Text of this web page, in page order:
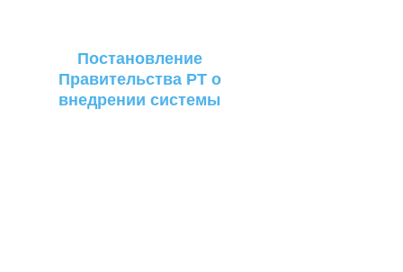
Постановление
Правительства РТ о
внедрении системы